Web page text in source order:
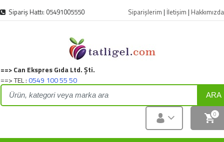
Sipariş Hattı: 05491005550 Siparişlerim | İletişim | Hakkımızda
Can Ekspres Gıda Ltd. Şti.
TEL :0549 100 55 50
ARA
0